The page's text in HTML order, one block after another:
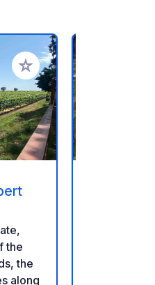
Añadir a tus favoritos
the
the
along